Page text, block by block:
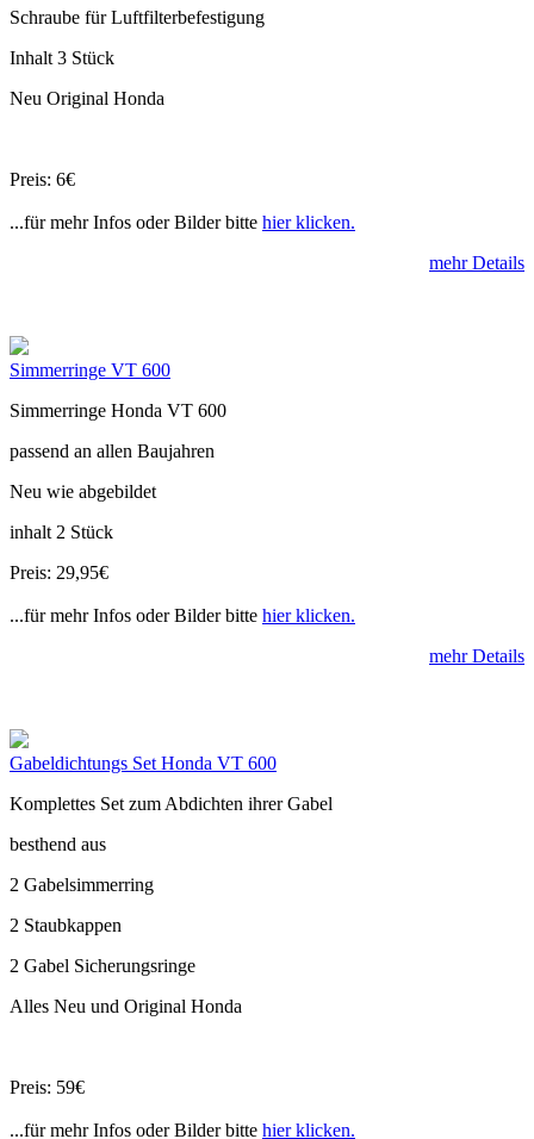
Schraube für Luftfilterbefestigung
Inhalt 3 Stück
Neu Original Honda
Preis: 6€
...für mehr Infos oder Bilder bitte hier klicken.
mehr Details
Simmerringe VT 600
Simmerringe Honda VT 600
passend an allen Baujahren
Neu wie abgebildet
inhalt 2 Stück
Preis: 29,95€
...für mehr Infos oder Bilder bitte hier klicken.
mehr Details
Gabeldichtungs Set Honda VT 600
Komplettes Set zum Abdichten ihrer Gabel
besthend aus
2 Gabelsimmerring
2 Staubkappen
2 Gabel Sicherungsringe
Alles Neu und Original Honda
Preis: 59€
...für mehr Infos oder Bilder bitte hier klicken.